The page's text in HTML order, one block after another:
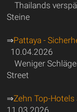
Thailands
Steine
⇒Pattaya -
10.04.2026
Weniger
Street
⇒Zehn Top-